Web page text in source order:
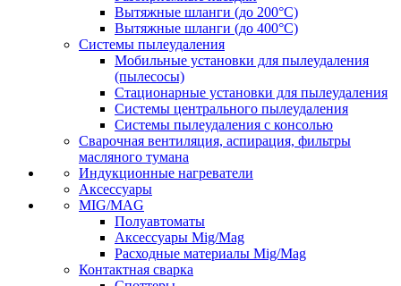
Вытяжные шланги (до 200°C)
Вытяжные шланги (до 400°C)
Системы пылеудаления
Мобильные установки для пылеудаления
(пылесосы)
Стационарные установки для пылеудаления
Системы центрального пылеудаления
Системы пылеудаления с консолью
Сварочная вентиляция, аспирация, фильтры
масляного тумана
Индукционные нагреватели
Аксессуары
MIG/MAG
Полуавтоматы
Аксессуары Mig/Mag
Расходные материалы Mig/Mag
Контактная сварка